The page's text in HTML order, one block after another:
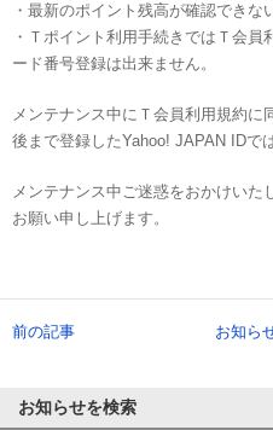
・最新のポイント残高が確認できな
・Ｔポイント利用手続きではＴ会
ード番号登録は出来ません。
メンテナンス中にＴ会員利用規約に
後まで登録したYahoo! JAPAN IDで
メンテナンス中ご迷惑をおかけいた
お願い申し上げます。
前の記事 お知ら
お知らせを検索